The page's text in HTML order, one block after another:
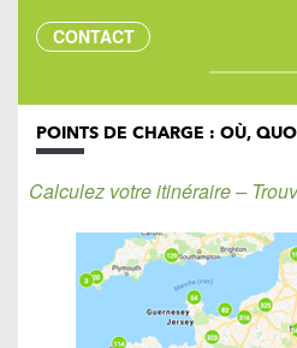
CONTACT
POINTS DE CHARGE : OÙ,
Calculez votre itinéraire –